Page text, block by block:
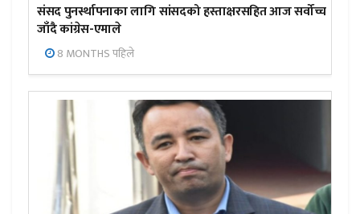
संसद पुनर्स्थापनाका लागि सांसदको हस्ताक्षरसहित आज सर्वोच्च
जाँदै कांग्रेस-एमाले
8 MONTHS पहिले